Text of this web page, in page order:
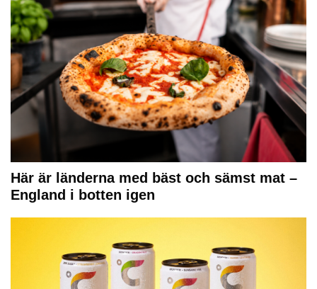
Här är länderna med bäst och sämst mat –
England i botten igen